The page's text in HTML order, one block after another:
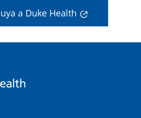
a Duke Health